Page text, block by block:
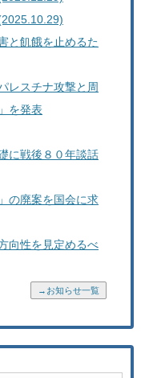
と飢餓を止めるた
レスチナ攻撃と周
を発表
に戦後８０年談話
の廃案を国会に求
向性を見定めるべ
→お知らせ一覧